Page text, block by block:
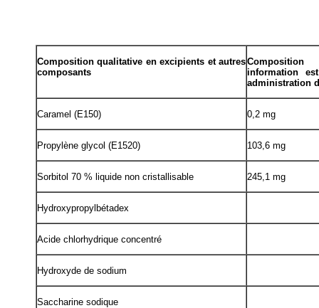
Composition qualitative en excipients et autres
composants
information
administration
Caramel (E150) 0,2 mg
Propylène glycol (E1520) 103,6 mg
Sorbitol 70 % liquide non cristallisable 245,1 mg
Hydroxypropylbétadex
Acide chlorhydrique concentré
Hydroxyde de sodium
Saccharine sodique